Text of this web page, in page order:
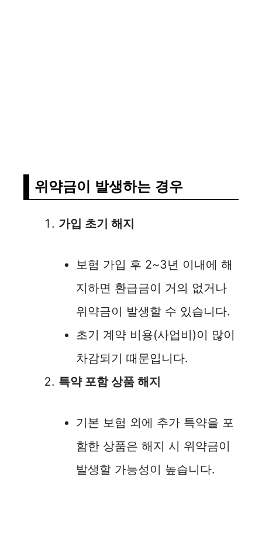
위약금이 발생하는 경우
가입 초기 해지
보험 가입 후 2~3년 이내에 해
지하면 환급금이 거의 없거나
위약금이 발생할 수 있습니다.
초기 계약 비용(사업비)이 많이
차감되기 때문입니다.
특약 포함 상품 해지
기본 보험 외에 추가 특약을 포
함한 상품은 해지 시 위약금이
발생할 가능성이 높습니다.